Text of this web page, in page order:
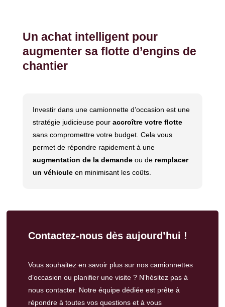
Un achat intelligent pour
augmenter sa flotte d’engins de
chantier
Investir dans une camionnette d’occasion est une
stratégie judicieuse pour accroître votre flotte
sans compromettre votre budget. Cela vous
permet de répondre rapidement à une
augmentation de la demande ou de remplacer
un véhiculeen minimisant les coûts.​
Contactez-nous dès aujourd’hui !
Vous souhaitez en savoir plus sur nos camionnettes
d’occasion ou planifier une visite ? N’hésitez pas à
nous contacter. Notre équipe dédiée est prête à
répondre à toutes vos questions et à vous